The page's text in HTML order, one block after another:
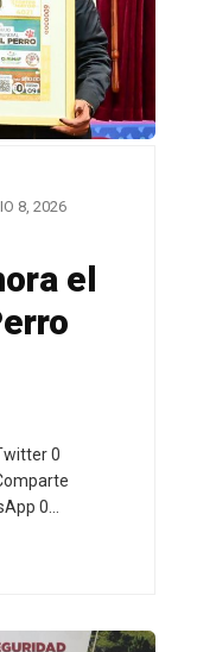
8, 2026
el
0
0…